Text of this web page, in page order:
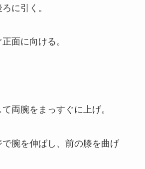
に引く。
面に向ける。
両腕をまっすぐに上げ。
腕を伸ばし、前の膝を曲げ